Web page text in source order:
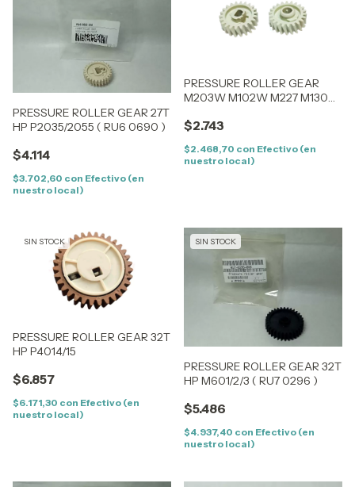
PRESSURE ROLLER GEAR 27T
HP P2035/2055 ( RU6 0690 )
$4.114
$3.702,60 con Efectivo (en
nuestro local)
PRESSURE ROLLER GEAR
M203W M102W M227 M130
$2.743
$2.468,70 con Efectivo (en
nuestro local)
SIN STOCK
PRESSURE ROLLER GEAR 32T
HP P4014/15
$6.857
$6.171,30 con Efectivo (en
nuestro local)
SIN STOCK
PRESSURE ROLLER GEAR 32T
HP M601/2/3 ( RU7 0296 )
$5.486
$4.937,40 con Efectivo (en
nuestro local)